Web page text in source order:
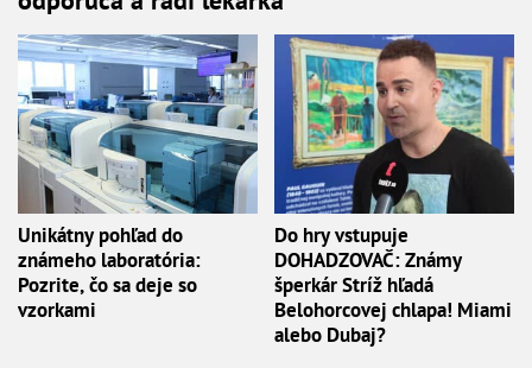
Unikátny pohľad do
známeho laboratória:
Pozrite, čo sa deje so
vzorkami
Do hry vstupuje
DOHADZOVAČ: Známy
šperkár Stríž hľadá
Belohorcovej chlapa! Miami
alebo Dubaj?